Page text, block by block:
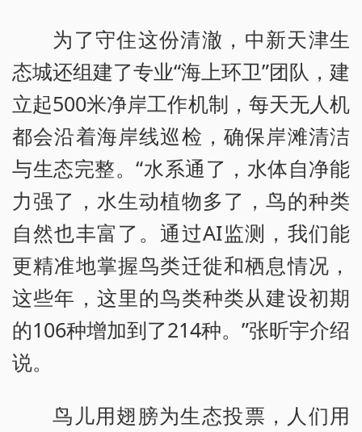
为了守住这份清澈，中新天津生
态城还组建了专业“海上环卫”团队，建
立起500米净岸工作机制，每天无人机
都会沿着海岸线巡检，确保岸滩清洁
与生态完整。“水系通了，水体自净能
力强了，水生动植物多了，鸟的种类
自然也丰富了。通过AI监测，我们能
更精准地掌握鸟类迁徙和栖息情况，
这些年，这里的鸟类种类从建设初期
的106种增加到了214种。”张昕宇介绍
说。
鸟儿用翅膀为生态投票，人们用